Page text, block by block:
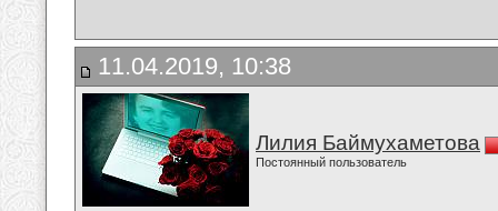
11.04.2019, 10:38
Лилия Баймухаметова
Постоянный пользователь